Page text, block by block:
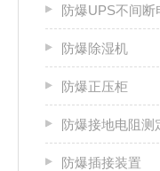
防爆UPS不间断电
防爆除湿机
防爆正压柜
防爆接地电阻测
防爆插接装置